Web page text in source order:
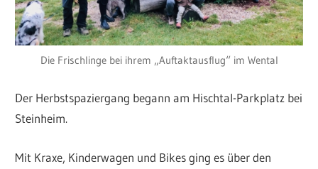
Die Frischlinge bei ihrem „Auftaktausflug“ im Wental
Der Herbstspaziergang begann am Hischtal-Parkplatz bei
Steinheim.
Mit Kraxe, Kinderwagen und Bikes ging es über den